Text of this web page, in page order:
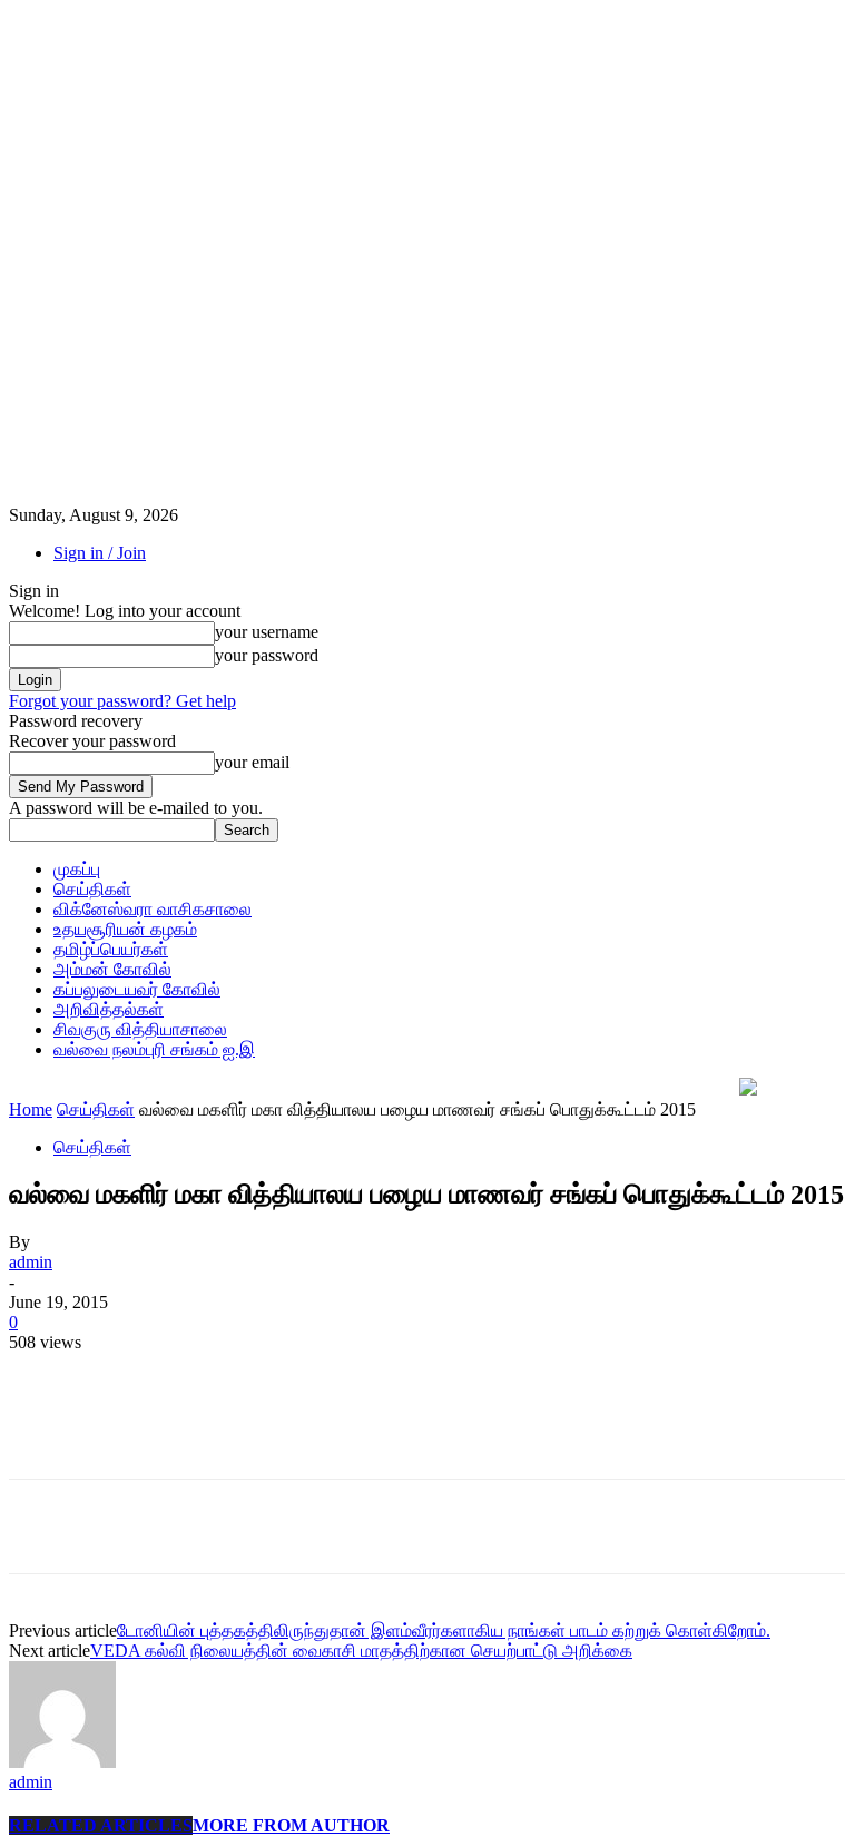
Sunday, August 9, 2026
Sign in / Join
Sign in
Welcome! Log into your account
your username
your password
Forgot your password? Get help
Password recovery
Recover your password
your email
A password will be e-mailed to you.
முகப்பு
செய்திகள்
விக்னேஸ்வரா வாசிகசாலை
உதயசூரியன் கழகம்
தமிழ்ப்பெயர்கள்
அம்மன் கோவில்
கப்பலுடையவர் கோவில்
அறிவித்தல்கள்
சிவகுரு வித்தியாசாலை
வல்வை நலம்புரி சங்கம் ஐ.இ
Home செய்திகள் வல்வை மகளிர் மகா வித்தியாலய பழைய மாணவர் சங்கப் பொதுக்கூட்டம் 2015
செய்திகள்
வல்வை மகளிர் மகா வித்தியாலய பழைய மாணவர் சங்கப் பொதுக்கூட்டம் 2015
By
admin
-
June 19, 2015
0
508 views
Previous articleடோனியின் புத்தகத்திலிருந்துதான் இளம்வீரர்களாகிய நாங்கள் பாடம் கற்றுக் கொள்கிறோம்.
Next articleVEDA கல்வி நிலையத்தின் வைகாசி மாதத்திற்கான செயற்பாட்டு அறிக்கை
admin
RELATED ARTICLESMORE FROM AUTHOR